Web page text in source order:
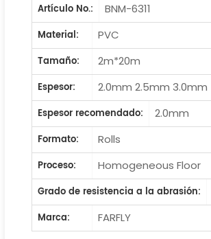
Artículo No.:
BNM-6311
Material:
PVC
Tamaño:
2m*20m
Espesor:
2.0mm 2.5mm 3.0mm
Espesor recomendado:
2.0mm
Formato:
Rolls
Proceso:
Homogeneous Floor
Grado de resistencia a la abrasión:
Marca:
FARFLY